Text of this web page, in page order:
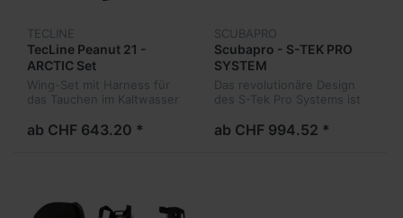
TECLINE
TecLine Peanut 21 -
ARCTIC Set
Wing-Set mit Harness für
das Tauchen im Kaltwasser
ab CHF 643.20 *
SCUBAPRO
Scubapro - S-TEK PRO
SYSTEM
Das revolutionäre Design
des S-Tek Pro Systems ist
und mit zahlreichen
ab CHF 994.52 *